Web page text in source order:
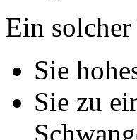
Ein
Sie
Sie zu